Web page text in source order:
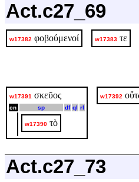
Act.c27_69
w17382 φοβούμενοί w17383 τε
w17391 σκεῦος
cn sp df ql rl
w17390 τὸ
w17392
Act.c27_73